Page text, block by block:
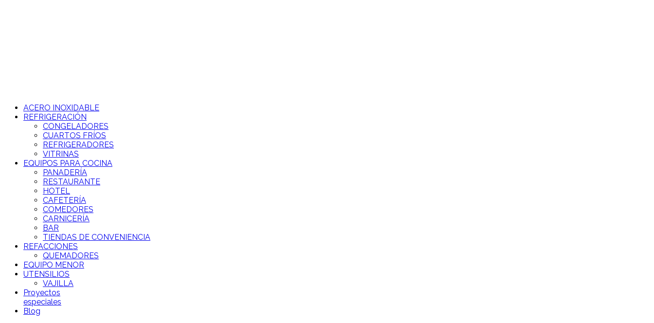
ACERO INOXIDABLE
REFRIGERACIÓN
CONGELADORES
CUARTOS FRÍOS
REFRIGERADORES
VITRINAS
EQUIPOS PARA COCINA
PANADERÍA
RESTAURANTE
HOTEL
CAFETERÍA
COMEDORES
CARNICERÍA
BAR
TIENDAS DE CONVENIENCIA
REFACCIONES
QUEMADORES
EQUIPO MENOR
UTENSILIOS
VAJILLA
Proyectos
especiales
Blog